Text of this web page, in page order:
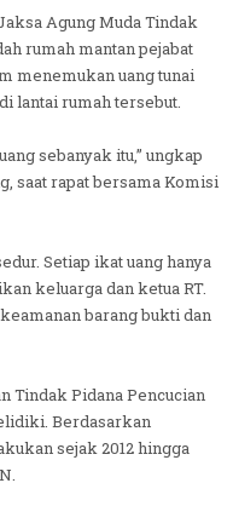
Agung Muda Tindak
rumah mantan pejabat
menemukan uang tunai
lantai rumah tersebut.
sebanyak itu,” ungkap
saat rapat bersama Komisi
Setiap ikat uang hanya
keluarga dan ketua RT.
barang bukti dan
Tindak Pidana Pencucian
Berdasarkan
sejak 2012 hingga